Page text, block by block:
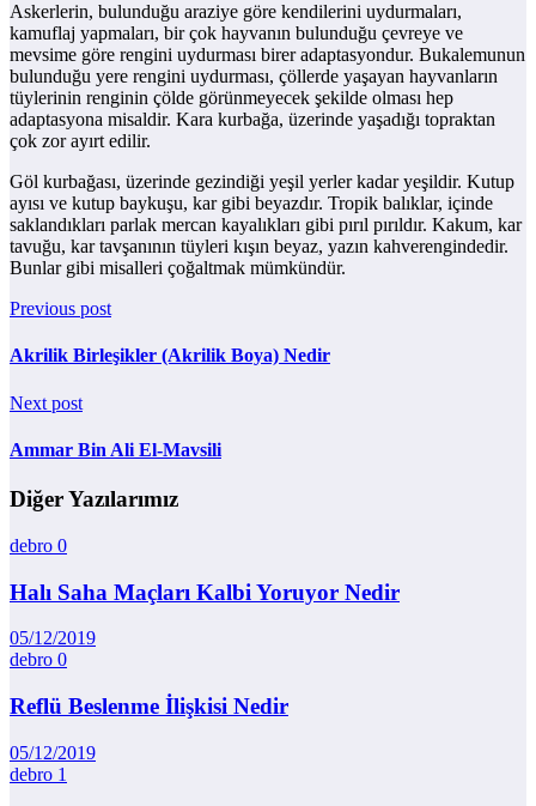
Askerlerin, bulunduğu araziye göre kendilerini uydurmaları,
kamuflaj yapmaları, bir çok hayvanın bulunduğu çevreye ve
mevsime göre rengini uydurması birer adaptasyondur. Bukalemunun
bulunduğu yere rengini uydurması, çöllerde yaşayan hayvanların
tüylerinin renginin çölde görünmeyecek şekilde olması hep
adaptasyona misaldir. Kara kurbağa, üzerinde yaşadığı topraktan
çok zor ayırt edilir.
Göl kurbağası, üzerinde gezindiği yeşil yerler kadar yeşildir. Kutup
ayısı ve kutup baykuşu, kar gibi beyazdır. Tropik balıklar, içinde
saklandıkları parlak mercan kayalıkları gibi pırıl pırıldır. Kakum, kar
tavuğu, kar tavşanının tüyleri kışın beyaz, yazın kahverengindedir.
Bunlar gibi misalleri çoğaltmak mümkündür.
Previous post
Akrilik Birleşikler (Akrilik Boya) Nedir
Next post
Ammar Bin Ali El-Mavsili
Diğer Yazılarımız
debro 0
Halı Saha Maçları Kalbi Yoruyor Nedir
05/12/2019
debro 0
Reflü Beslenme İlişkisi Nedir
05/12/2019
debro 1